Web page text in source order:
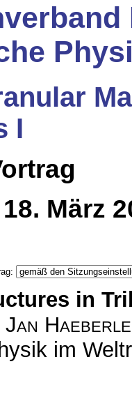
I
März
in
Jan Haeberle
im